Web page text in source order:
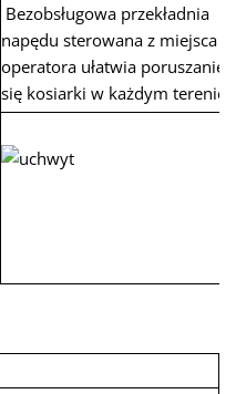
Bezobsługowa przekładnia
napędu sterowana z miejsca
operatora ułatwia poruszanie
się kosiarki w każdym terenie.